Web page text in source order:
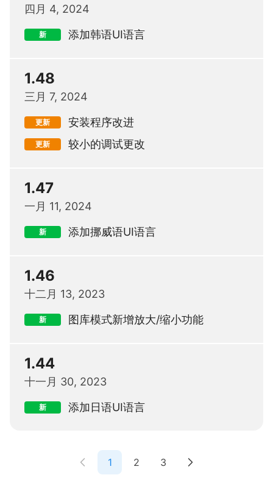
四月 4, 2024
新 添加韩语UI语言
1.48
三月 7, 2024
更新 安装程序改进
更新 较小的调试更改
1.47
一月 11, 2024
新 添加挪威语UI语言
1.46
十二月 13, 2023
新 图库模式新增放大/缩小功能
1.44
十一月 30, 2023
新 添加日语UI语言
1 2 3